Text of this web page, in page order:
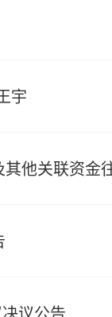
宇
他关联资金